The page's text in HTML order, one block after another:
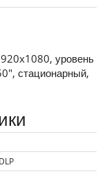
уровень
стационарный,
DLP